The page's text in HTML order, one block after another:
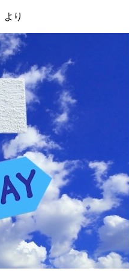
より